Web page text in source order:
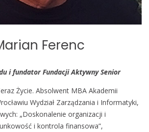
Ferenc
i fundator Fundacji Aktywny Senior
Życie. Absolwent MBA Akademii
Wydział Zarządzania i Informatyki,
„Doskonalenie organizacji i
i kontrola finansowa”,